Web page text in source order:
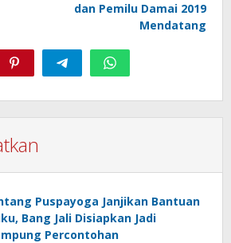
dan Pemilu Damai 2019
Mendatang
Puspayoga Janjikan Bantuan
Bang Jali Disiapkan Jadi
Percontohan